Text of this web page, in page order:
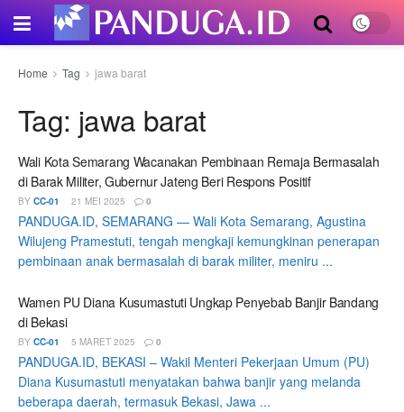
Home Tag jawa barat
Tag: jawa barat
Wali Kota Semarang Wacanakan Pembinaan Remaja Bermasalah
di Barak Militer, Gubernur Jateng Beri Respons Positif
BY CC-01 21 MEI 2025 0
PANDUGA.ID, SEMARANG — Wali Kota Semarang, Agustina
Wilujeng Pramestuti, tengah mengkaji kemungkinan penerapan
pembinaan anak bermasalah di barak militer, meniru ...
Wamen PU Diana Kusumastuti Ungkap Penyebab Banjir Bandang
di Bekasi
BY CC-01 5 MARET 2025 0
PANDUGA.ID, BEKASI – Wakil Menteri Pekerjaan Umum (PU)
Diana Kusumastuti menyatakan bahwa banjir yang melanda
beberapa daerah, termasuk Bekasi, Jawa ...